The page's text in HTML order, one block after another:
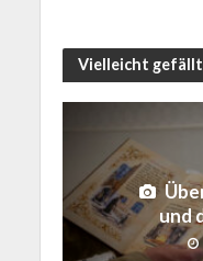
Vielleicht gefällt
und